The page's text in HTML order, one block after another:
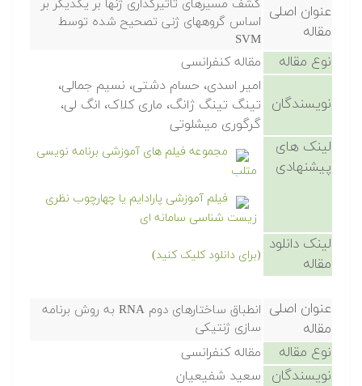
عنوان اصلی
مقاله
کشف مسیرهای تاثیرگذاری ژنها بر یکدیگر بر
اساس گروههای ژنی تصحیح شده توسط
SVM
نوع مقاله مقاله کنفرانسی
نویسندگان
امیر اسدی، حسام دشتی، نسیم جمالی،
تینگ تینگ ژانگ، ماری کلاک، انگ لی،
گرگوری میشلوتی
لینک های
پیشنهادی
مجموعه فیلم های آموزشی برنامه نویسی
متلب
فیلم آموزشی پارادایم یا چهارچوب نظری
زیست شناسی سامانه ای
لینک دانلود
مقاله
(برای دانلود کلیک کنید)
عنوان اصلی
مقاله
انطباق ساختارهای دوم RNA به روش برنامه
سازی ژنتیکی
نوع مقاله مقاله کنفرانسی
نویسندگان سعید شفیعیان